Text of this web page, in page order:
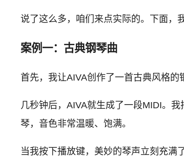
说了这么多，咱们来点实际的。下面，
案例一：古典钢琴曲
首先，我让AIVA创作了一首古典风格的
几秒钟后，AIVA就生成了一段MIDI。
琴，音色非常温暖、饱满。
当我按下播放键，美妙的琴声立刻充满